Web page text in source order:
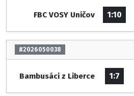
FBC VOSY Uničov 1:10
#2026050038
Bambusáci z Liberce 1:7